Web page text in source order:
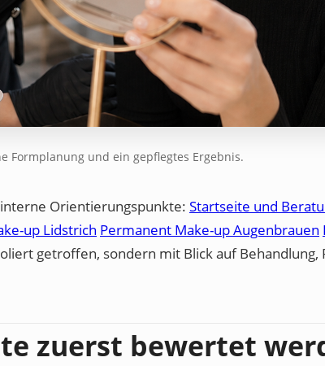
Formplanung und ein gepflegtes Ergebnis.
Orientierungspunkte: Startseite und
up Lidstrich Permanent Make-up Augenbrauen
getroffen, sondern mit Blick auf Behandlung,
zuerst bewertet